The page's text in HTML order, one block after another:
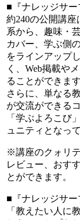
■『ナレッジサ
約240の公開講
系から、趣味・
カバー、学ぶ側
をラインアップ
く、Web掲載や
ることができます
さらに、単なる
が交流ができる
「学ぶよろこび
ュニティとなっ
※講座のクォリ
レビュー、おす
とができます。
■『ナレッジサー
「教えたい人に